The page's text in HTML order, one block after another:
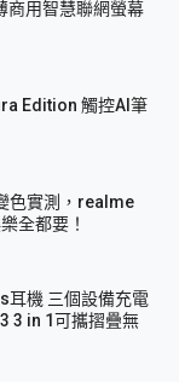
商用智慧聯網螢幕
Edition 觸控AI筆
色實測，realme
全都要！
機 三個設備充電
3 in 1可攜摺疊無